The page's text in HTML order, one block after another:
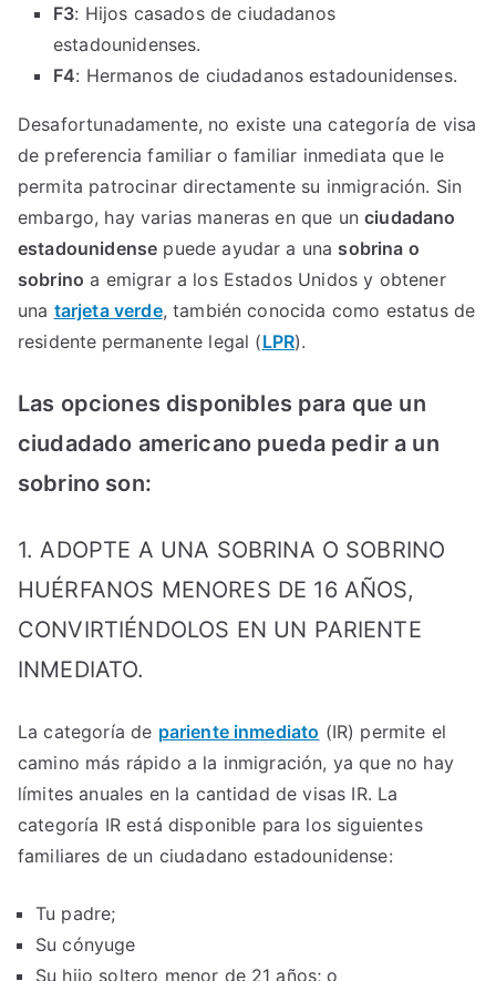
F3: Hijos casados de ciudadanos
estadounidenses.
F4: Hermanos de ciudadanos estadounidenses.
Desafortunadamente, no existe una categoría de visa
de preferencia familiar o familiar inmediata que le
permita patrocinar directamente su inmigración. Sin
embargo, hay varias maneras en que unciudadano
estadounidense puede ayudar a una sobrina o
sobrino a emigrar a los Estados Unidos y obtener
una tarjeta verde, también conocida como estatus de
residente permanente legal (LPR).
Las opciones disponibles para que un
ciudadado americano pueda pedir a un
sobrino son:
1. ADOPTE A UNA SOBRINA O SOBRINO
HUÉRFANOS MENORES DE 16 AÑOS,
CONVIRTIÉNDOLOS EN UN PARIENTE
INMEDIATO.
La categoría de pariente inmediato (IR) permite el
camino más rápido a la inmigración, ya que no hay
límites anuales en la cantidad de visas IR. La
categoría IR está disponible para los siguientes
familiares de un ciudadano estadounidense:
Tu padre;
Su cónyuge
Su hijo soltero menor de 21 años; o